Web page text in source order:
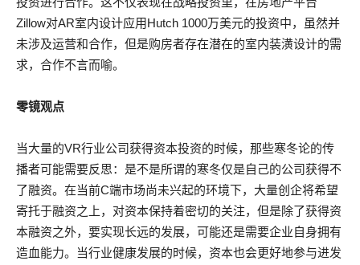
Zillow对AR室内设计应用Hutch 1000万美元的投资中，虽然并
未涉及运营和合作，但是购房者存在潜在的室内装潢设计的需
求，合作不言而喻。
零镜观点
当大量的VR行业公司获得资本投资的时候，那些寒冬论的传
播者可能需要反思：是不是所谓的寒冬仅是自己的公司获得不
了融资。在当前C端市场尚未兴起的环境下，大量创企将希望
寄托于融资之上，对资本保持着密切的关注，但是除了获得资
本融资之外，要实现长远的发展，可能还是需要企业自身拥有
造血能力。当行业健康发展的时候，资本也会更好地参与进发